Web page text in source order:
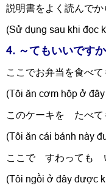
説明書をよく読んでか
(Sử dụng sau khi đọc
4. ～てもいいですか
ここでお弁当を食べて
(Tôi ăn cơm hộp ở
このケーキを たべて
(Tôi ăn cái bánh này
ここで すわっても
(Tôi ngồi ở đây được